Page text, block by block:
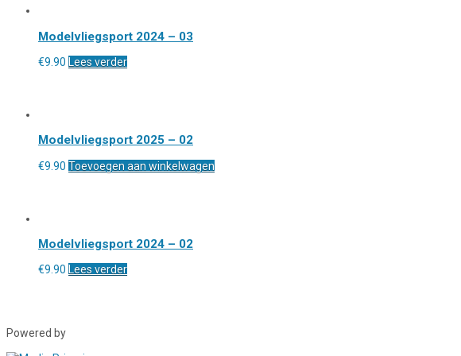
Modelvliegsport 2024 – 03
€9.90 Lees verder
Modelvliegsport 2025 – 02
€9.90 Toevoegen aan winkelwagen
Modelvliegsport 2024 – 02
€9.90 Lees verder
Powered by